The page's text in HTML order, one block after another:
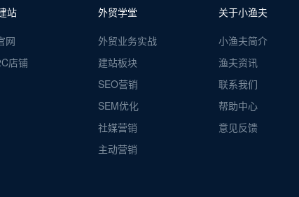
站
网
店铺
外贸学堂
外贸业务实战
建站板块
SEO营销
SEM优化
社媒营销
主动营销
关于小渔夫
小渔夫简介
渔夫资讯
联系我们
帮助中心
意见反馈